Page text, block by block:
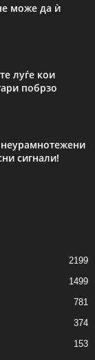
може да ѝ
луѓе кои
побрзо
сигнали!
2199
1499
781
374
153